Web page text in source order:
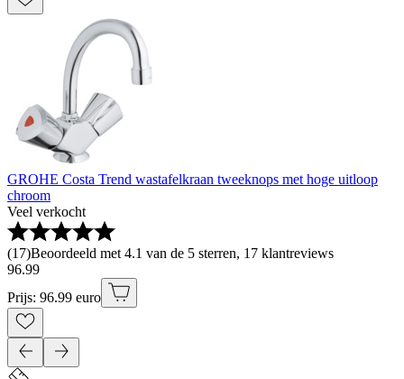
GROHE Costa Trend wastafelkraan tweeknops met hoge uitloop
chroom
Veel verkocht
(17)Beoordeeld met 4.1 van de 5 sterren, 17 klantreviews
96.99
Prijs: 96.99 euro